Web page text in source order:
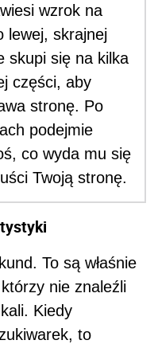
wzrok na
lewej, skrajnej
skupi się na kilka
części, aby
stronę. Po
podejmie
co wyda mu się
Twoją stronę.
To są właśnie
nie znaleźli
Kiedy
to